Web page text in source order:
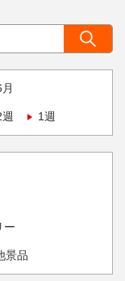
週 1週
ー
景品